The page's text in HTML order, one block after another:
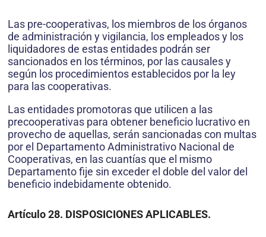
Las pre-cooperativas, los miembros de los órganos
de administración y vigilancia, los empleados y los
liquidadores de estas entidades podrán ser
sancionados en los términos, por las causales y
según los procedimientos establecidos por la ley
para las cooperativas.
Las entidades promotoras que utilicen a las
precooperativas para obtener beneficio lucrativo en
provecho de aquellas, serán sancionadas con multas
por el Departamento Administrativo Nacional de
Cooperativas, en las cuantías que el mismo
Departamento fije sin exceder el doble del valor del
beneficio indebidamente obtenido.
Artículo 28. DISPOSICIONES APLICABLES.